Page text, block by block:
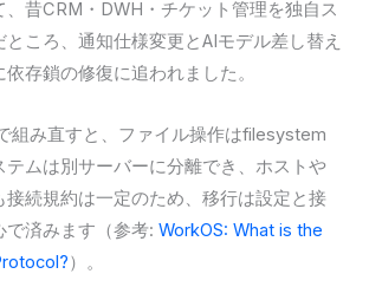
、昔CRM・DWH・チケット管理を独自ス
ところ、通知仕様変更とAIモデル差し替え
存鎖の修復に追われました。
組み直すと、ファイル操作はfilesystem
テムは別サーバーに分離でき、ホストや
接続規約は一定のため、移行は設定と接
で済みます（参考:WorkOS: What is the
）。